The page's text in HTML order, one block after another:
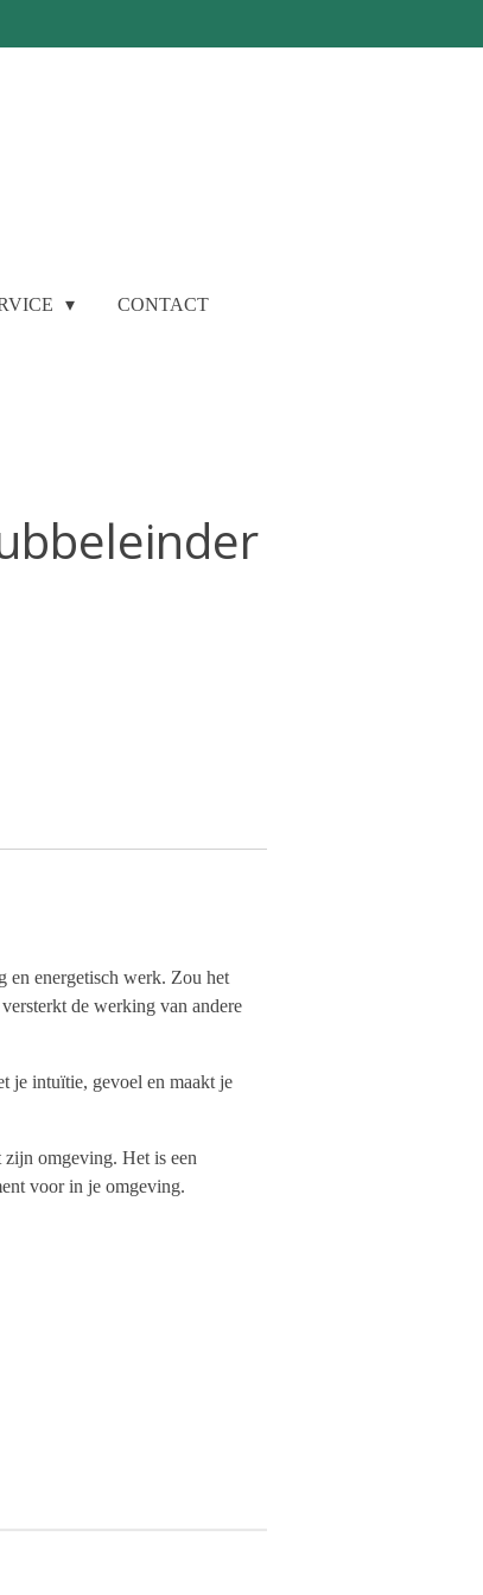
CONTACT
en energetisch werk. Zou het
de werking van andere
je intuïtie, gevoel en maakt je
omgeving. Het is een
voor in je omgeving.